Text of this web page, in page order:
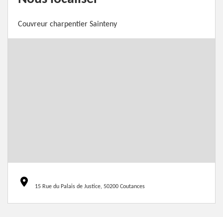
Couvreur charpentier Sainteny
15 Rue du Palais de Justice, 50200 Coutances